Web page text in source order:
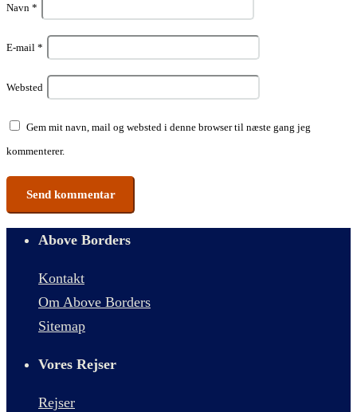
Navn *
E-mail *
Websted
Gem mit navn, mail og websted i denne browser til næste gang jeg
kommenterer.
Above Borders
Kontakt
Om Above Borders
Sitemap
Vores Rejser
Rejser